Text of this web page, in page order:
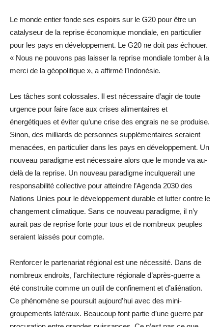
Le monde entier fonde ses espoirs sur le G20 pour être un
catalyseur de la reprise économique mondiale, en particulier
pour les pays en développement. Le G20 ne doit pas échouer.
« Nous ne pouvons pas laisser la reprise mondiale tomber à la
merci de la géopolitique », a affirmé l’Indonésie.
Les tâches sont colossales. Il est nécessaire d’agir de toute
urgence pour faire face aux crises alimentaires et
énergétiques et éviter qu’une crise des engrais ne se produise.
Sinon, des milliards de personnes supplémentaires seraient
menacées, en particulier dans les pays en développement. Un
nouveau paradigme est nécessaire alors que le monde va au-
delà de la reprise. Un nouveau paradigme inculquerait une
responsabilité collective pour atteindre l’Agenda 2030 des
Nations Unies pour le développement durable et lutter contre le
changement climatique. Sans ce nouveau paradigme, il n’y
aurait pas de reprise forte pour tous et de nombreux peuples
seraient laissés pour compte.
Renforcer le partenariat régional est une nécessité. Dans de
nombreux endroits, l’architecture régionale d’après-guerre a
été construite comme un outil de confinement et d’aliénation.
Ce phénomène se poursuit aujourd’hui avec des mini-
groupements latéraux. Beaucoup font partie d’une guerre par